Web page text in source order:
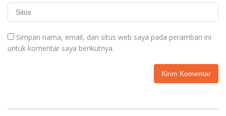
Simpan nama, email, dan situs web saya pada peramban ini
untuk komentar saya berikutnya.